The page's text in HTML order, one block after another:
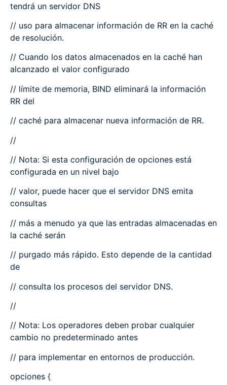
tendrá un servidor DNS
// uso para almacenar información de RR en la caché
de resolución.
// Cuando los datos almacenados en la caché han
alcanzado el valor configurado
// límite de memoria, BIND eliminará la información
RR del
// caché para almacenar nueva información de RR.
//
// Nota: Si esta configuración de opciones está
configurada en un nivel bajo
// valor, puede hacer que el servidor DNS emita
consultas
// más a menudo ya que las entradas almacenadas en
la caché serán
// purgado más rápido. Esto depende de la cantidad
de
// consulta los procesos del servidor DNS.
//
// Nota: Los operadores deben probar cualquier
cambio no predeterminado antes
// para implementar en entornos de producción.
opciones {